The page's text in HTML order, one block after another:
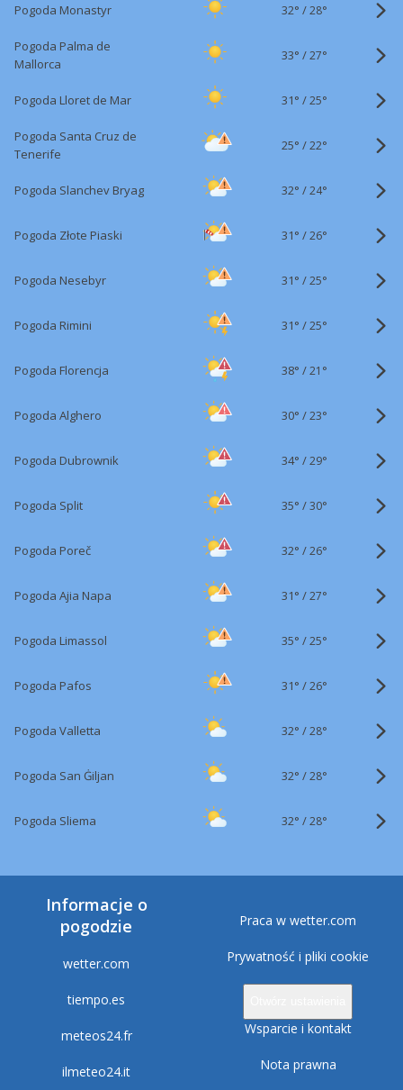
Pogoda Monastyr 32° /28°
Pogoda Palma de
Mallorca
33° /27°
Pogoda Lloret de Mar 31° /25°
Pogoda Santa Cruz de
Tenerife
25° /22°
Pogoda Slanchev Bryag 32° /24°
Pogoda Złote Piaski 31° /26°
Pogoda Nesebyr 31° /25°
Pogoda Rimini 31° /25°
Pogoda Florencja 38° /21°
Pogoda Alghero 30° /23°
Pogoda Dubrownik 34° /29°
Pogoda Split 35° /30°
Pogoda Poreč 32° /26°
Pogoda Ajia Napa 31° /27°
Pogoda Limassol 35° /25°
Pogoda Pafos 31° /26°
Pogoda Valletta 32° /28°
Pogoda San Ġiljan 32° /28°
Pogoda Sliema 32° /28°
Informacje o
pogodzie
wetter.com
tiempo.es
meteos24.fr
ilmeteo24.it
Praca w wetter.com
Prywatność i pliki cookie
Wsparcie i kontakt
Nota prawna